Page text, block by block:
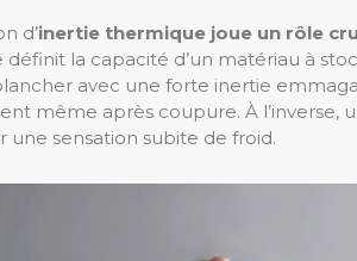
d’inertie thermique joue un rôle
définit la capacité d’un matériau à
avec une forte inertie
même après coupure. À
une sensation subite de froid.